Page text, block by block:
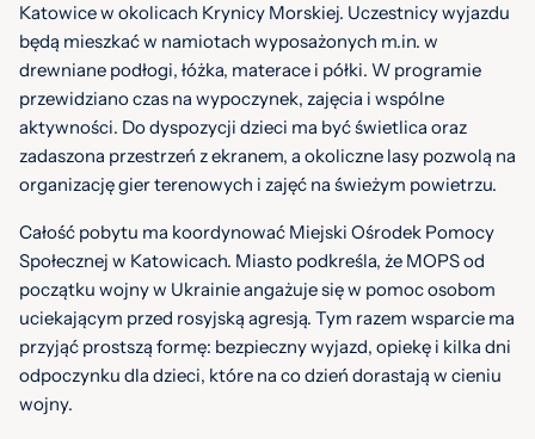
Katowice w okolicach Krynicy Morskiej. Uczestnicy wyjazdu
będą mieszkać w namiotach wyposażonych m.in. w
drewniane podłogi, łóżka, materace i półki. W programie
przewidziano czas na wypoczynek, zajęcia i wspólne
aktywności. Do dyspozycji dzieci ma być świetlica oraz
zadaszona przestrzeń z ekranem, a okoliczne lasy pozwolą na
organizację gier terenowych i zajęć na świeżym powietrzu.
Całość pobytu ma koordynować Miejski Ośrodek Pomocy
Społecznej w Katowicach. Miasto podkreśla, że MOPS od
początku wojny w Ukrainie angażuje się w pomoc osobom
uciekającym przed rosyjską agresją. Tym razem wsparcie ma
przyjąć prostszą formę: bezpieczny wyjazd, opiekę i kilka dni
odpoczynku dla dzieci, które na co dzień dorastają w cieniu
wojny.